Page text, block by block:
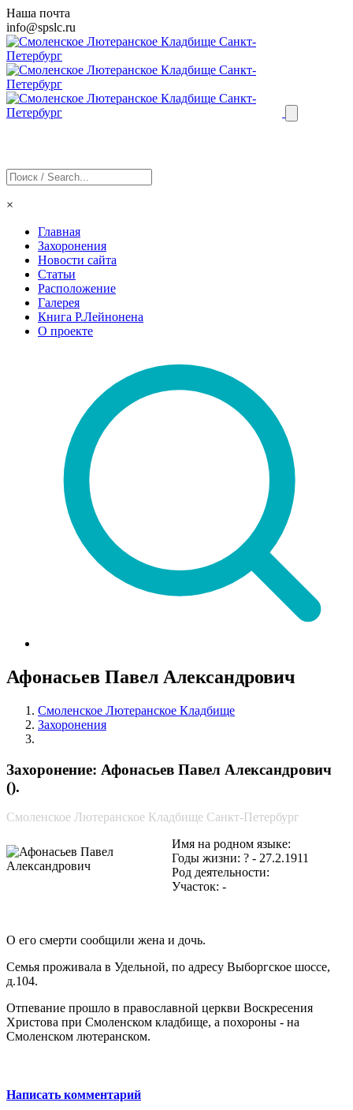
Наша почта
info@spslc.ru
×
Главная
Захоронения
Новости сайта
Статьи
Расположение
Галерея
Книга Р.Лейнонена
О проекте
Афонасьев Павел Александрович
Смоленское Лютеранское Кладбище
Захоронения
Захоронение: Афонасьев Павел Александрович
().
Смоленское Лютеранское Кладбище Санкт-Петербург
Имя на родном языке:
Годы жизни: ? - 27.2.1911
Род деятельности:
Участок: -
О его смерти сообщили жена и дочь.
Семья проживала в Удельной, по адресу Выборгское шоссе,
д.104.
Отпевание прошло в православной церкви Воскресения
Христова при Смоленском кладбище, а похороны - на
Смоленском лютеранском.
Написать комментарий